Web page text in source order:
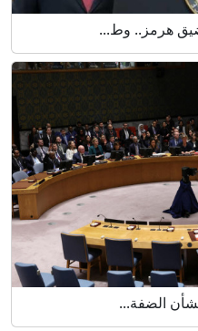
هرمز.. وط...
الضفة...